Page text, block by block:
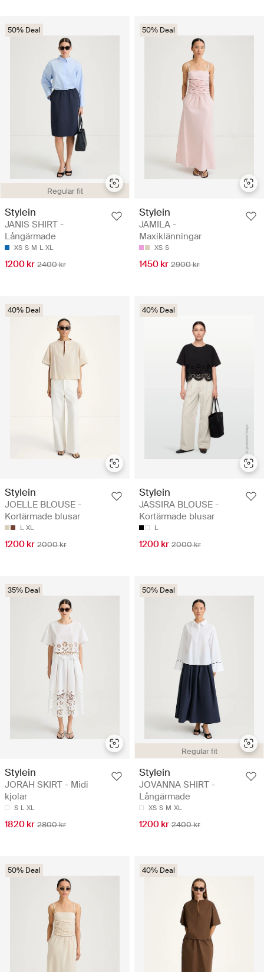
Regular fit
50% Deal
Stylein
JANIS SHIRT -
Långärmade
XS S M L XL
1200 kr 2400 kr
50% Deal
Stylein
JAMILA -
Maxiklänningar
XS S
1450 kr 2900 kr
40% Deal
Stylein
JOELLE BLOUSE -
Kortärmade blusar
L XL
1200 kr 2000 kr
40% Deal
Stylein
JASSIRA BLOUSE -
Kortärmade blusar
L
1200 kr 2000 kr
35% Deal
Stylein
JORAH SKIRT - Midi
kjolar
S L XL
1820 kr 2800 kr
Regular fit
50% Deal
Stylein
JOVANNA SHIRT -
Långärmade
XS S M XL
1200 kr 2400 kr
50% Deal 40% Deal